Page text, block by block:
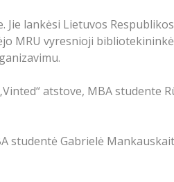
lankėsi Lietuvos
MRU vyresnioji
atstove, MBA studente
Gabrielė